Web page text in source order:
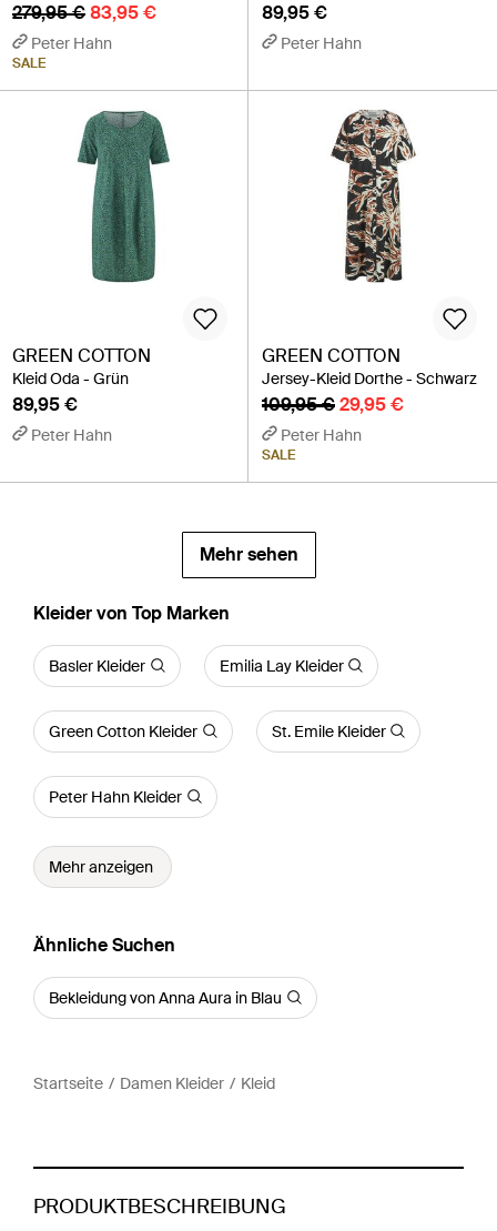
279,95 €83,95 €
Peter Hahn
SALE
89,95 €
Peter Hahn
GREEN COTTON
Kleid Oda - Grün
89,95 €
Peter Hahn
GREEN COTTON
Jersey-Kleid Dorthe - Schwarz
109,95 €29,95 €
Peter Hahn
SALE
Mehr sehen
Kleider von Top Marken
Basler Kleider Emilia Lay Kleider
Green Cotton Kleider St. Emile Kleider
Peter Hahn Kleider
Mehr anzeigen
Ähnliche Suchen
Bekleidung von Anna Aura in Blau
Startseite Damen Kleider Kleid
PRODUKTBESCHREIBUNG